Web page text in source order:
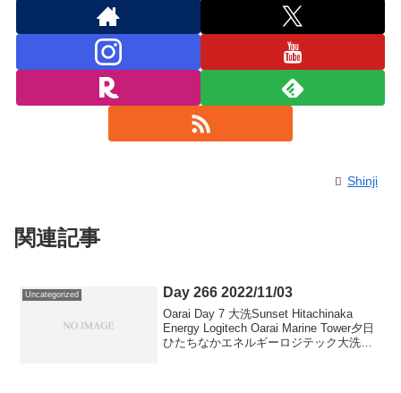
Shinji
関連記事
Uncategorized Day 266 2022/11/03
Oarai Day 7 大洗Sunset Hitachinaka
Energy Logitech Oarai Marine Tower夕日
ひたちなかエネルギーロジテック大洗マ